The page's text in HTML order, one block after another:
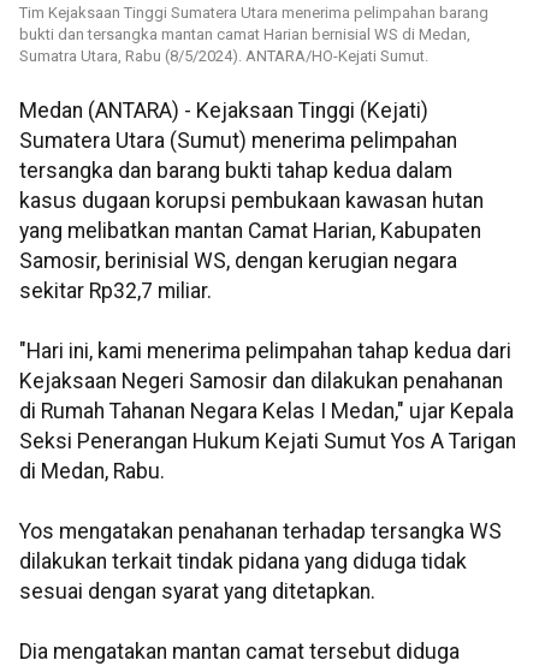
Tim Kejaksaan Tinggi Sumatera Utara menerima pelimpahan barang
bukti dan tersangka mantan camat Harian bernisial WS di Medan,
Sumatra Utara, Rabu (8/5/2024). ANTARA/HO-Kejati Sumut.
Medan (ANTARA) - Kejaksaan Tinggi (Kejati)
Sumatera Utara (Sumut) menerima pelimpahan
tersangka dan barang bukti tahap kedua dalam
kasus dugaan korupsi pembukaan kawasan hutan
yang melibatkan mantan Camat Harian, Kabupaten
Samosir, berinisial WS, dengan kerugian negara
sekitar Rp32,7 miliar.
"Hari ini, kami menerima pelimpahan tahap kedua dari
Kejaksaan Negeri Samosir dan dilakukan penahanan
di Rumah Tahanan Negara Kelas I Medan," ujar Kepala
Seksi Penerangan Hukum Kejati Sumut Yos A Tarigan
di Medan, Rabu.
Yos mengatakan penahanan terhadap tersangka WS
dilakukan terkait tindak pidana yang diduga tidak
sesuai dengan syarat yang ditetapkan.
Dia mengatakan mantan camat tersebut diduga